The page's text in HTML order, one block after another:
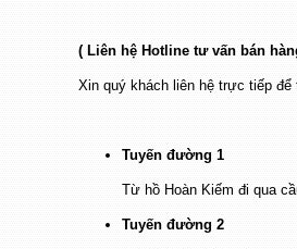
( Liên hệ Hotline tư vấn bán
Xin quý khách liên hệ trực tiếp
Tuyến đường 1
Từ hồ Hoàn Kiếm đi qua
Tuyến đường 2